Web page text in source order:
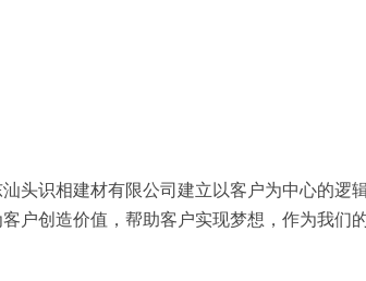
头识相建材有限公司建立以客户为中心的
户创造价值，帮助客户实现梦想，作为我们的